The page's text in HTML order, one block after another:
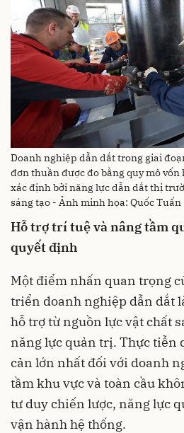
Doanh nghiệp dẫn dắt trong giai
đơn thuần được đo bằng quy mô
xác định bởi năng lực dẫn dắt thị
sáng tạo - Ảnh minh họa: Quốc Tuấn
Hỗ trợ trí tuệ và nâng tầm
quyết định
Một điểm nhấn quan trọng
triển doanh nghiệp dẫn dắt
hỗ trợ từ nguồn lực vật chất
năng lực quản trị. Thực tiễn
cản lớn nhất đối với doanh
tầm khu vực và toàn cầu
tư duy chiến lược, năng lực
vận hành hệ thống.